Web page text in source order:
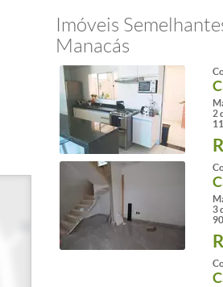
Imóveis
Manacás
2
3